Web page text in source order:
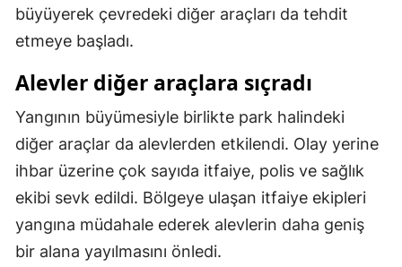
İzmir
Kastamonu
Kayseri
Kırklareli
Kırşehir
Kocaeli
büyüyerek çevredeki diğer araçları da tehdit
etmeye başladı.
Alevler diğer araçlara sıçradı
Yangının büyümesiyle birlikte park halindeki
diğer araçlar da alevlerden etkilendi. Olay yerine
ihbar üzerine çok sayıda itfaiye, polis ve sağlık
ekibi sevk edildi. Bölgeye ulaşan itfaiye ekipleri
yangına müdahale ederek alevlerin daha geniş
bir alana yayılmasını önledi.